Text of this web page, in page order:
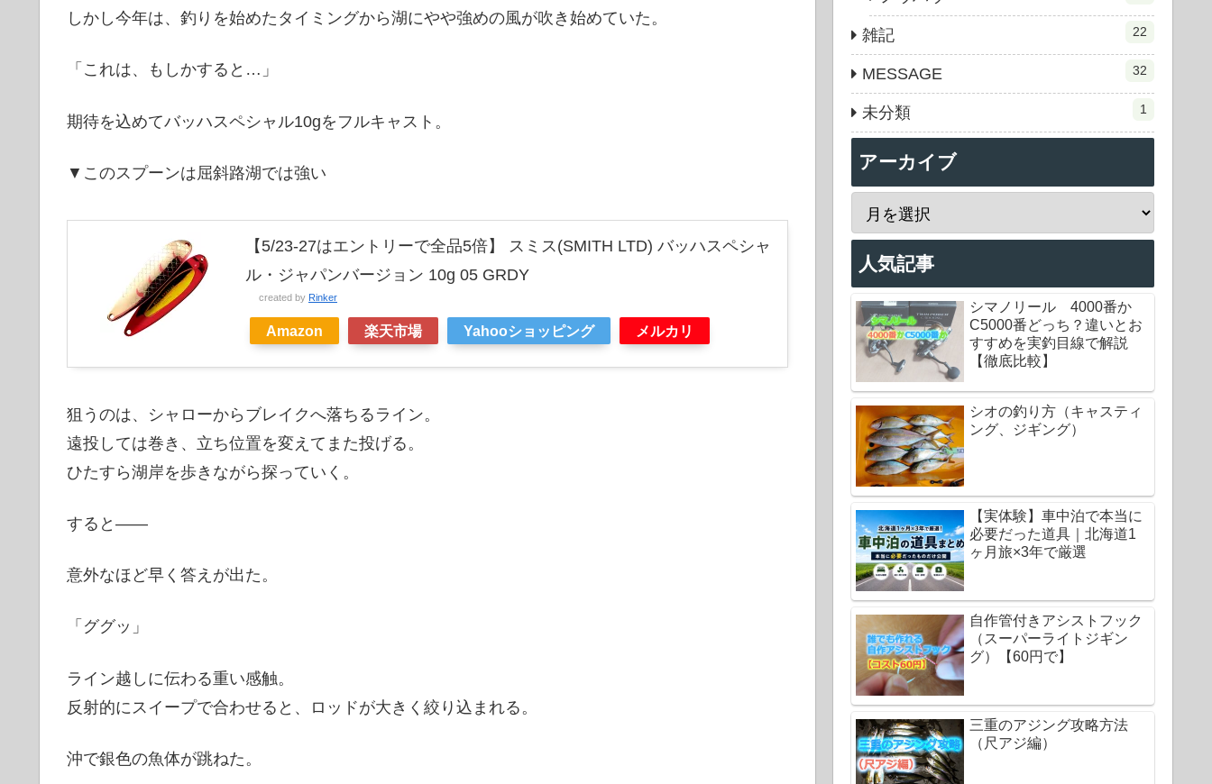
しかし今年は、釣りを始めたタイミングから湖にやや強めの風が吹き始めていた。
「これは、もしかすると…」
期待を込めてバッハスペシャル10gをフルキャスト。
▼このスプーンは屈斜路湖では強い
【5/23-27はエントリーで全品5倍】 スミス(SMITH LTD) バッハスペシャ
ル・ジャパンバージョン 10g 05 GRDY
created by Rinker
Amazon 楽天市場 Yahooショッピング メルカリ
狙うのは、シャローからブレイクへ落ちるライン。
遠投しては巻き、立ち位置を変えてまた投げる。
ひたすら湖岸を歩きながら探っていく。
すると――
意外なほど早く答えが出た。
「ググッ」
ライン越しに伝わる重い感触。
反射的にスイープで合わせると、ロッドが大きく絞り込まれる。
沖で銀色の魚体が跳ねた。
雑記 22
MESSAGE 32
未分類 1
アーカイブ
人気記事
シマノリール 4000番か
C5000番どっち？違いとお
すすめを実釣目線で解説
【徹底比較】
シオの釣り方（キャスティ
ング、ジギング）
【実体験】車中泊で本当に
必要だった道具｜北海道1
ヶ月旅×3年で厳選
自作管付きアシストフック
（スーパーライトジギン
グ）【60円で】
三重のアジング攻略方法
（尺アジ編）